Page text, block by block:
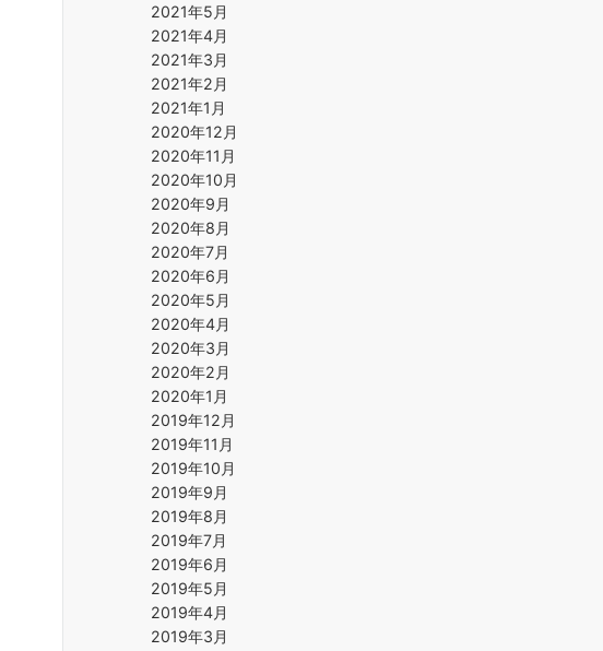
2021年5月
2021年4月
2021年3月
2021年2月
2021年1月
2020年12月
2020年11月
2020年10月
2020年9月
2020年8月
2020年7月
2020年6月
2020年5月
2020年4月
2020年3月
2020年2月
2020年1月
2019年12月
2019年11月
2019年10月
2019年9月
2019年8月
2019年7月
2019年6月
2019年5月
2019年4月
2019年3月